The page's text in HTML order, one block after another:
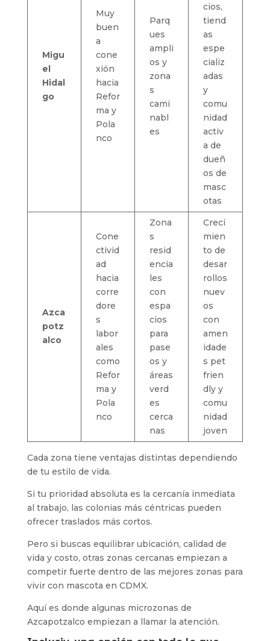
Migu
el
Hidal
go
Muy
buen
a
cone
xión
hacia
Refor
ma y
Pola
nco
Parq
ues
ampli
os y
zona
s
cami
nabl
es
cios,
tiend
as
espe
cializ
adas
y
comu
nidad
activ
a de
dueñ
os de
masc
otas
Azca
potz
alco
Cone
ctivid
ad
hacia
corre
dore
s
labor
ales
como
Refor
ma y
Pola
nco
Zona
s
resid
encia
les
con
espa
cios
para
pase
os y
áreas
verd
es
cerca
nas
Creci
mien
to de
desar
rollos
nuev
os
con
amen
idade
s pet
frien
dly y
comu
nidad
joven
Cada zona tiene ventajas distintas dependiendo
de tu estilo de vida.
Si tu prioridad absoluta es la cercanía inmediata
al trabajo, las colonias más céntricas pueden
ofrecer traslados más cortos.
Pero si buscas equilibrar ubicación, calidad de
vida y costo, otras zonas cercanas empiezan a
competir fuerte dentro de las mejores zonas para
vivir con mascota en CDMX.
Aquí es donde algunas microzonas de
Azcapotzalco empiezan a llamar la atención.